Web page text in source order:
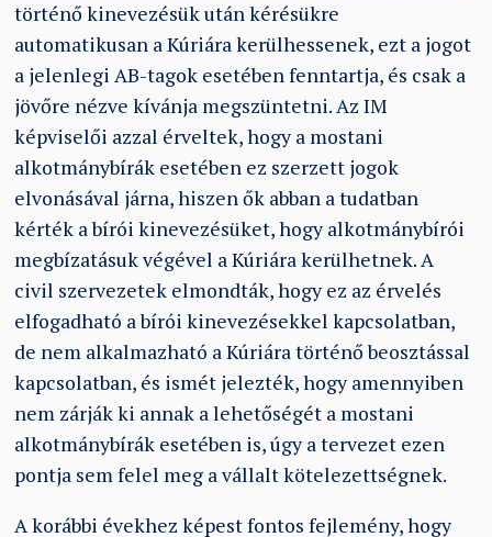
történő kinevezésük után kérésükre
automatikusan a Kúriára kerülhessenek, ezt a jogot
a jelenlegi AB-tagok esetében fenntartja, és csak a
jövőre nézve kívánja megszüntetni. Az IM
képviselői azzal érveltek, hogy a mostani
alkotmánybírák esetében ez szerzett jogok
elvonásával járna, hiszen ők abban a tudatban
kérték a bírói kinevezésüket, hogy alkotmánybírói
megbízatásuk végével a Kúriára kerülhetnek. A
civil szervezetek elmondták, hogy ez az érvelés
elfogadható a bírói kinevezésekkel kapcsolatban,
de nem alkalmazható a Kúriára történő beosztással
kapcsolatban, és ismét jelezték, hogy amennyiben
nem zárják ki annak a lehetőségét a mostani
alkotmánybírák esetében is, úgy a tervezet ezen
pontja sem felel meg a vállalt kötelezettségnek.
A korábbi évekhez képest fontos fejlemény, hogy